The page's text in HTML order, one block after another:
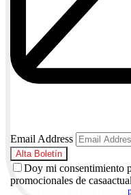
Email Address
Doy mi consentimiento
promocionales de